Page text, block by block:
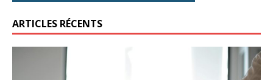
ARTICLES RÉCENTS